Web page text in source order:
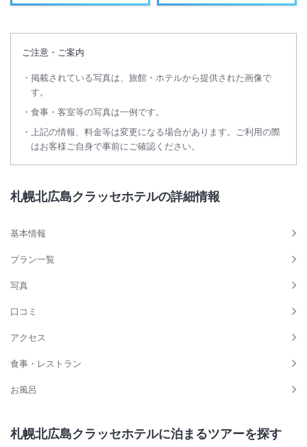
ご注意・ご案内
掲載されている写真は、旅館・ホテルから提供された画像で
す。
食事・客室等の写真は一例です。
上記の情報、料金等は変更になる場合があります。ご利用の際
はお客様ご自身で事前にご確認ください。
札幌北広島クラッセホテルの詳細情報
基本情報
プラン一覧
写真
口コミ
アクセス
食事・レストラン
お風呂
札幌北広島クラッセホテルに泊まるツアーを探す